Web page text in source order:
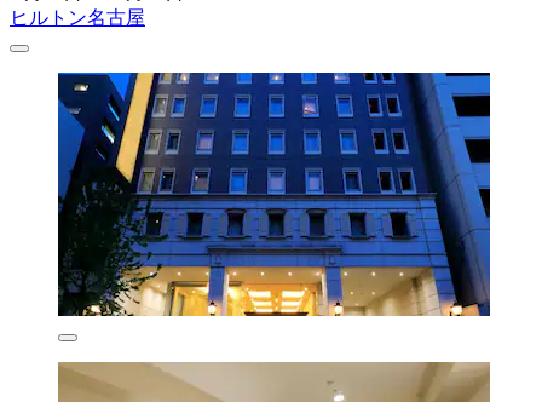
ヒルトン名古屋